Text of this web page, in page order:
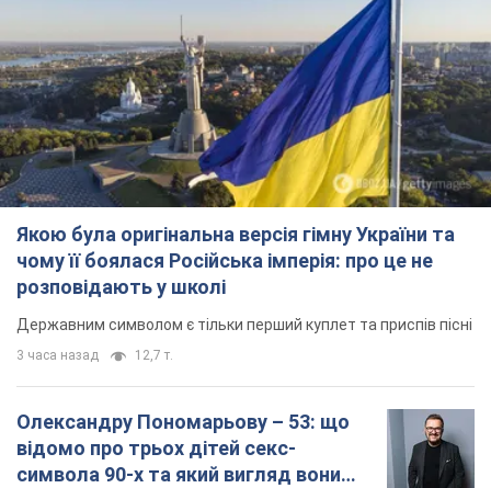
Якою була оригінальна версія гімну України та
чому її боялася Російська імперія: про це не
розповідають у школі
Державним символом є тільки перший куплет та приспів пісні
3 часа назад 12,7 т.
Олександру Пономарьову – 53: що
відомо про трьох дітей секс-
символа 90-х та який вигляд вони